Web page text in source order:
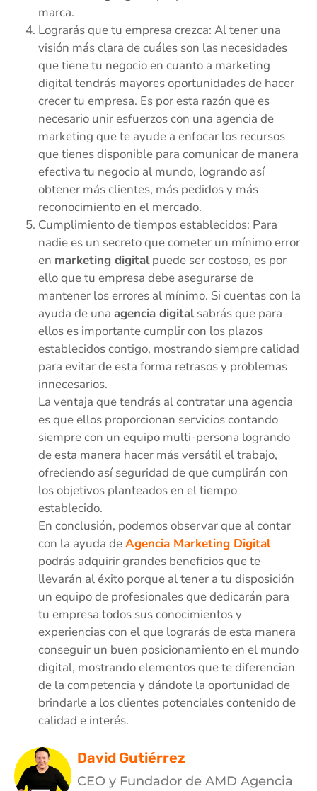
marca.
Lograrás que tu empresa crezca: Al tener una
visión más clara de cuáles son las necesidades
que tiene tu negocio en cuanto a marketing
digital tendrás mayores oportunidades de hacer
crecer tu empresa. Es por esta razón que es
necesario unir esfuerzos con una agencia de
marketing que te ayude a enfocar los recursos
que tienes disponible para comunicar de manera
efectiva tu negocio al mundo, logrando así
obtener más clientes, más pedidos y más
reconocimiento en el mercado.
Cumplimiento de tiempos establecidos: Para
nadie es un secreto que cometer un mínimo error
en marketing digitalpuede ser costoso, es por
ello que tu empresa debe asegurarse de
mantener los errores al mínimo. Si cuentas con la
ayuda de una agencia digitalsabrás que para
ellos es importante cumplir con los plazos
establecidos contigo, mostrando siempre calidad
para evitar de esta forma retrasos y problemas
innecesarios.
La ventaja que tendrás al contratar una agencia
es que ellos proporcionan servicios contando
siempre con un equipo multi-persona logrando
de esta manera hacer más versátil el trabajo,
ofreciendo así seguridad de que cumplirán con
los objetivos planteados en el tiempo
establecido.
En conclusión, podemos observar que al contar
con la ayuda deAgencia Marketing Digital
podrás adquirir grandes beneficios que te
llevarán al éxito porque al tener a tu disposición
un equipo de profesionales que dedicarán para
tu empresa todos sus conocimientos y
experiencias con el que lograrás de esta manera
conseguir un buen posicionamiento en el mundo
digital, mostrando elementos que te diferencian
de la competencia y dándote la oportunidad de
brindarle a los clientes potenciales contenido de
calidad e interés.
David Gutiérrez
CEO y Fundador de AMD Agencia